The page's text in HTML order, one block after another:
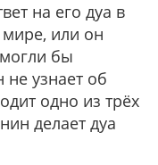
на его дуа в
или он
бы
узнает об
одно из трёх
делает дуа